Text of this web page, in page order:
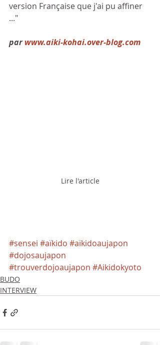
version Française que j'ai pu affiner
..."
par www.aiki-kohai.over-blog.com
Lire l'article
#sensei #aïkido #aïkidoaujapon
#dojosaujapon
#trouverdojoaujapon #Aikidokyoto
BUDO
INTERVIEW